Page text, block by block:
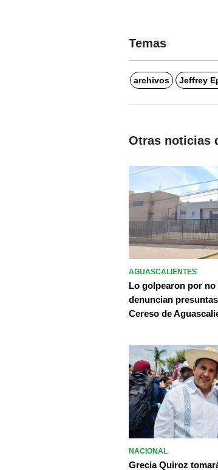
Temas
archivos Jeffrey
Otras noticias
AGUASCALIENTES
Lo golpearon por no
denuncian
Cereso de
NACIONAL
Grecia Quiroz